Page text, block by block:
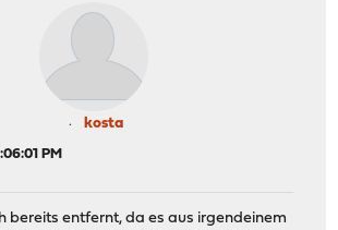
kosta
PM
bereits entfernt, da es aus irgendeinem